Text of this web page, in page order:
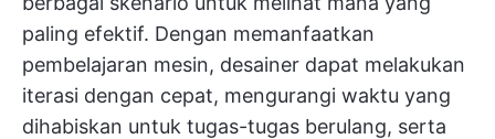
paling efektif. Dengan memanfaatkan
pembelajaran mesin, desainer dapat melakukan
iterasi dengan cepat, mengurangi waktu yang
dihabiskan untuk tugas-tugas berulang, serta